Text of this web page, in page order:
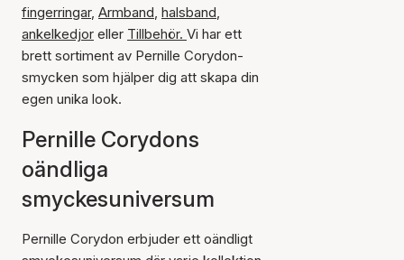
fingerringar, Armband, halsband,
ankelkedjor eller Tillbehör. Vi har ett
brett sortiment av Pernille Corydon-
smycken som hjälper dig att skapa din
egen unika look.
Pernille Corydons
oändliga
smyckesuniversum
Pernille Corydon erbjuder ett oändligt